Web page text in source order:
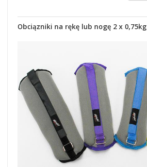
Obciązniki na rękę lub nogę 2 x 0,75kg